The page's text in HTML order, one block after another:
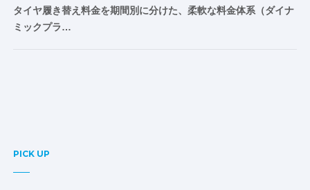
タイヤ履き替え料金を期間別に分けた、柔軟な料金体系（ダイナ
ミックプラ…
PICK UP